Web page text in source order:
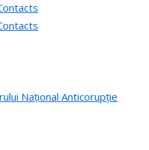
Național Anticorupție